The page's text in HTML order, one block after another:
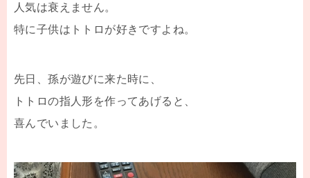
人気は衰えません。
特に子供はトトロが好きですよね。
先日、孫が遊びに来た時に、
トトロの指人形を作ってあげると、
喜んでいました。